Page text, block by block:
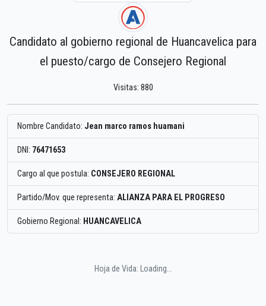
Candidato al gobierno regional de Huancavelica para
el puesto/cargo de Consejero Regional
Visitas: 880
Nombre Candidato: Jean marco ramos huamani
DNI: 76471653
Cargo al que postula: CONSEJERO REGIONAL
Partido/Mov. que representa: ALIANZA PARA EL PROGRESO
Gobierno Regional: HUANCAVELICA
Hoja de Vida: Loading...